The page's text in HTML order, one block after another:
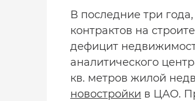
В последние три
контрактов на
дефицит
аналитического
кв. метров жилой
новостройки в ЦАО.